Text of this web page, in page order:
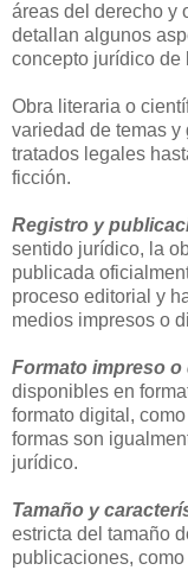
áreas del derecho y
detallan algunos
concepto jurídico de
Obra literaria o
variedad de temas y
tratados legales
ficción.
Registro y
sentido jurídico, la
publicada
proceso editorial y
medios impresos o
Formato impreso o
disponibles en
formato digital,
formas son
jurídico.
Tamaño y
estricta del tamaño
publicaciones,